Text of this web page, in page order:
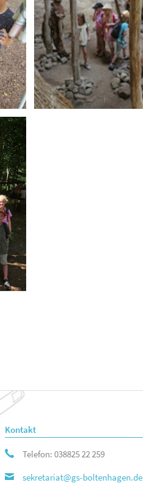
Kontakt
Telefon: 038825 22 259
sekretariat@gs-boltenhagen.de